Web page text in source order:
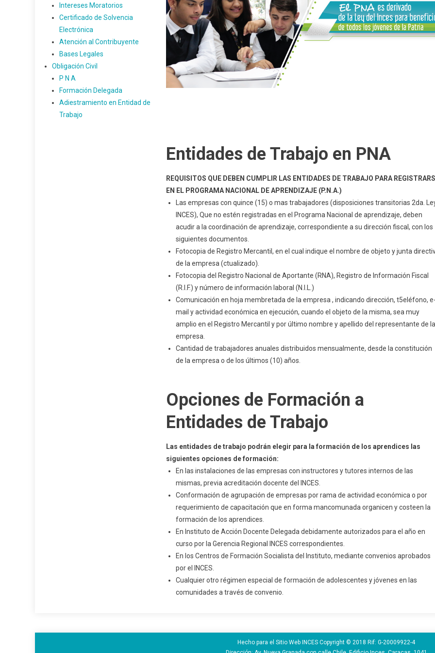
Intereses Moratorios
Certificado de Solvencia
Electrónica
Atención al Contribuyente
Bases Legales
Obligación Civil
P N A
Formación Delegada
Adiestramiento en Entidad de
Trabajo
Entidades de Trabajo en PNA
REQUISITOS QUE DEBEN CUMPLIR LAS ENTIDADES DE TRABAJO PARA
EN EL PROGRAMA NACIONAL DE APRENDIZAJE (P.N.A.)
Las empresas con quince (15) o mas trabajadores (disposiciones transitorias 2da.
INCES), Que no estén registradas en el Programa Nacional de aprendizaje, deben
acudir a la coordinación de aprendizaje, correspondiente a su dirección fiscal, con los
siguientes documentos.
Fotocopia de Registro Mercantil, en el cual indique el nombre de objeto y junta
de la empresa (ctualizado).
Fotocopia del Registro Nacional de Aportante (RNA), Registro de Información Fiscal
(R.I.F.) y número de información laboral (N.I.L.)
Comunicación en hoja membretada de la empresa , indicando dirección, t5eléfono, e-
mail y actividad económica en ejecución, cuando el objeto de la misma, sea muy
amplio en el Registro Mercantil y por último nombre y apellido del representante de la
empresa.
Cantidad de trabajadores anuales distribuidos mensualmente, desde la constitución
de la empresa o de los últimos (10) años.
Opciones de Formación a
Entidades de Trabajo
Las entidades de trabajo podrán elegir para la formación de los aprendices las
siguientes opciones de formación:
En las instalaciones de las empresas con instructores y tutores internos de las
mismas, previa acreditación docente del INCES.
Conformación de agrupación de empresas por rama de actividad económica o por
requerimiento de capacitación que en forma mancomunada organicen y costeen la
formación de los aprendices.
En Instituto de Acción Docente Delegada debidamente autorizados para el año en
curso por la Gerencia Regional INCES correspondientes.
En los Centros de Formación Socialista del Instituto, mediante convenios aprobados
por el INCES.
Cualquier otro régimen especial de formación de adolescentes y jóvenes en las
comunidades a través de convenio.
Hecho para el Sitio Web INCES Copyright © 2018 Rif: G-20009922-4